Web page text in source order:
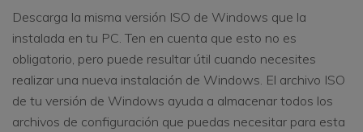
Descarga la misma versión ISO de Windows que la
instalada en tu PC. Ten en cuenta que esto no es
obligatorio, pero puede resultar útil cuando necesites
realizar una nueva instalación de Windows. El archivo ISO
de tu versión de Windows ayuda a almacenar todos los
archivos de configuración que puedas necesitar para esta